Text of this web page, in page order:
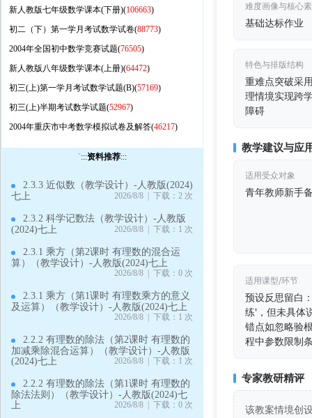
新人教版七年级数学课本(下册)(106663)
初二（下）第一学月考试数学试卷(88773)
2004年全国初中数学竞赛试题(76505)
新人教版八年级数学课本(上册)(64472)
初三(上)第一学月考试数学试题(B)(57169)
初三(上)半期考试数学试题(52967)
2004年重庆市中考数学模拟试卷及解答(46217)
`:::资料推荐:::
2.3.3 近似数（教学设计）-人教版(2024)
七上
2026/8/8 | 下载：2 次
2.3.2 科学记数法（教学设计）-人教版
(2024)七上
2026/8/8 | 下载：1 次
2.3.1 乘方（第2课时 有理数的混合运
算）（教学设计）-人教版(2024)七上
2026/8/8 | 下载：0 次
2.3.1 乘方（第1课时 有理数乘方的意义
及运算）（教学设计）-人教版(2024)七上
2026/8/8 | 下载：1 次
2.2.2 有理数的除法（第2课时 有理数的
加减乘除混合运算）（教学设计）-人教版
(2024)七上
2026/8/8 | 下载：1 次
2.2.2 有理数的除法（第1课时 有理数的
除法法则）（教学设计）-人教版(2024)七
上
2026/8/8 | 下载：0 次
难度画像与核心
基础达标作业
特色与排版结构
重难点突破采
理情境实现跨
障碍
教学建议与应
适用受众对象
青年教师新手
适用课型/环节
预设反思留白
练'，但未具体
错点如忽略验
程中参数限制
专家教研精评
该教案情境创